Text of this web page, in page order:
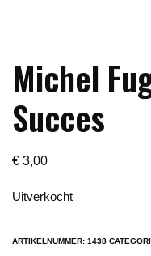
Michel
Succes
€ 3,00
Uitverkocht
ARTIKELNUMMER: 1438